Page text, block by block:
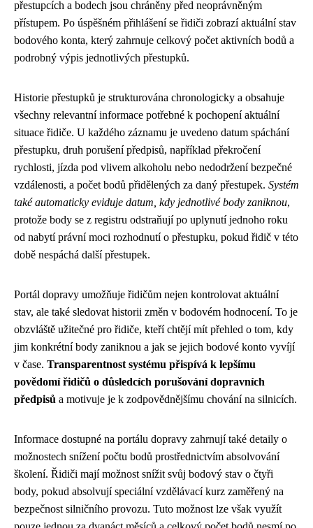
přestupcích a bodech jsou chráněny před neoprávněným
přístupem. Po úspěšném přihlášení se řidiči zobrazí aktuální stav
bodového konta, který zahrnuje celkový počet aktivních bodů a
podrobný výpis jednotlivých přestupků.
Historie přestupků je strukturována chronologicky a obsahuje
všechny relevantní informace potřebné k pochopení aktuální
situace řidiče. U každého záznamu je uvedeno datum spáchání
přestupku, druh porušení předpisů, například překročení
rychlosti, jízda pod vlivem alkoholu nebo nedodržení bezpečné
vzdálenosti, a počet bodů přidělených za daný přestupek. Systém
také automaticky eviduje datum, kdy jednotlivé body zaniknou,
protože body se z registru odstraňují po uplynutí jednoho roku
od nabytí právní moci rozhodnutí o přestupku, pokud řidič v této
době nespáchá další přestupek.
Portál dopravy umožňuje řidičům nejen kontrolovat aktuální
stav, ale také sledovat historii změn v bodovém hodnocení. To je
obzvláště užitečné pro řidiče, kteří chtějí mít přehled o tom, kdy
jim konkrétní body zaniknou a jak se jejich bodové konto vyvíjí
v čase. Transparentnost systému přispívá k lepšímu
povědomí řidičů o důsledcích porušování dopravních
předpisů a motivuje je k zodpovědnějšímu chování na silnicích.
Informace dostupné na portálu dopravy zahrnují také detaily o
možnostech snížení počtu bodů prostřednictvím absolvování
školení. Řidiči mají možnost snížit svůj bodový stav o čtyři
body, pokud absolvují speciální vzdělávací kurz zaměřený na
bezpečnost silničního provozu. Tuto možnost lze však využít